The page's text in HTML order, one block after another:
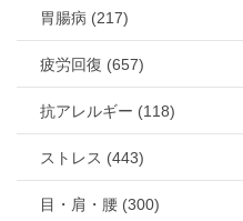
胃腸病 (217)
疲労回復 (657)
抗アレルギー (118)
ストレス (443)
目・肩・腰 (300)